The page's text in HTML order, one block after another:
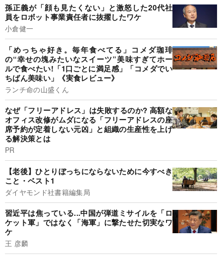
孫正義が「顔も見たくない」と激怒した20代社
員をロボット事業責任者に抜擢したワケ
小倉健一
「めっちゃ好き。毎年食べてる」コメダ珈琲
の“幸せの塊みたいなスイーツ”美味すぎてホー
ルで食べたい!「1口ごとに満足感」「コメダでい
ちばん美味い」《実食レビュー》
ランチ命の山盛くん
なぜ「フリーアドレス」は失敗するのか? 高額な
オフィス改修がムダになる「フリーアドレスの座
席予約が定着しない元凶」と組織の生産性を上げ
る解決策とは
PR
【老後】ひとりぼっちにならないために今すべき
こと・ベスト1
ダイヤモンド社書籍編集局
習近平は焦っている...中国が弾道ミサイルを「ロ
ケット軍」ではなく「海軍」に撃たせた切実なワ
ケ
王 彦麟